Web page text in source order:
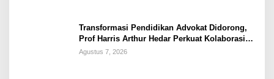
Transformasi Pendidikan Advokat Didorong,
Prof Harris Arthur Hedar Perkuat Kolaborasi
Kampus
Agustus 7, 2026